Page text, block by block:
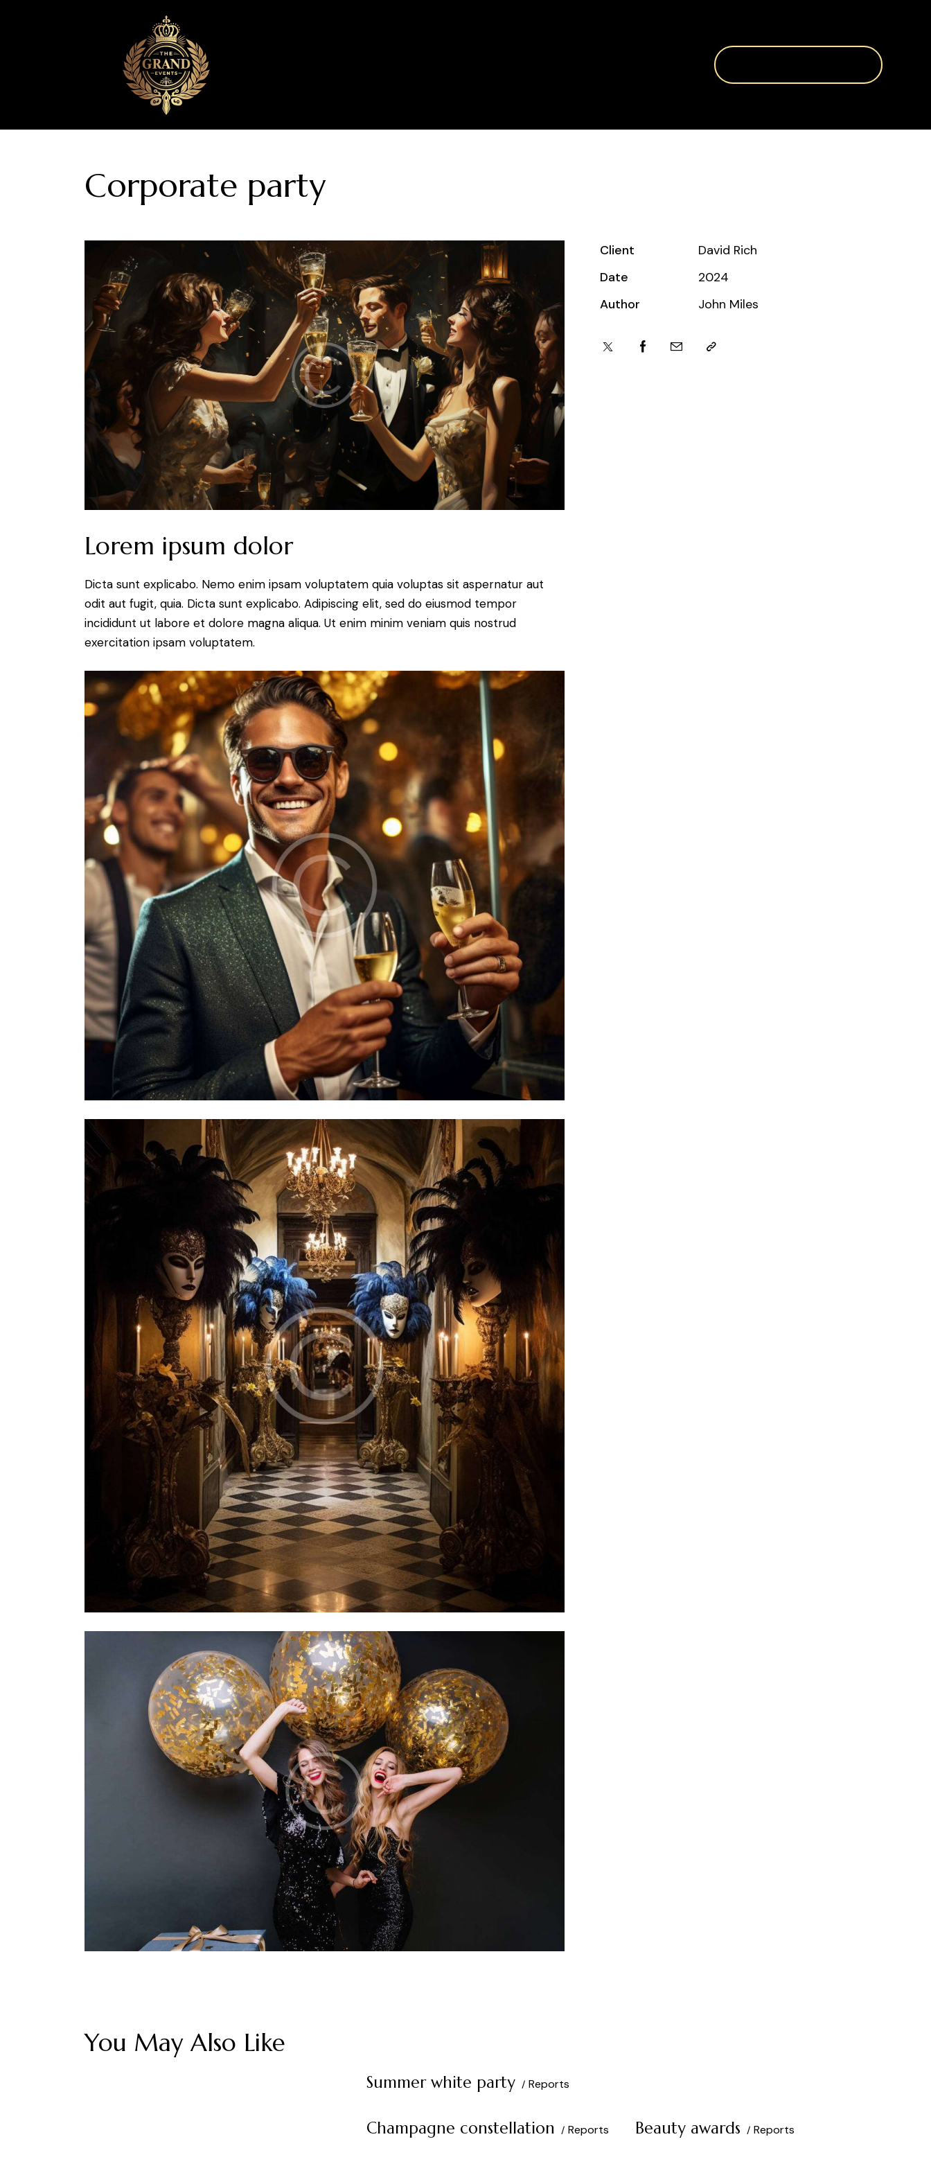
Corporate party
Lorem ipsum dolor
Dicta sunt explicabo. Nemo enim ipsam voluptatem quia voluptas sit aspernatur aut
odit aut fugit, quia. Dicta sunt explicabo. Adipiscing elit, sed do eiusmod tempor
incididunt ut labore et dolore magna aliqua. Ut enim minim veniam quis nostrud
exercitation ipsam voluptatem.
Client
David Rich
Date
2024
Author
John Miles
You May Also Like
Reports
Summer white party
Reports
Champagne constellation Reports
Beauty awards